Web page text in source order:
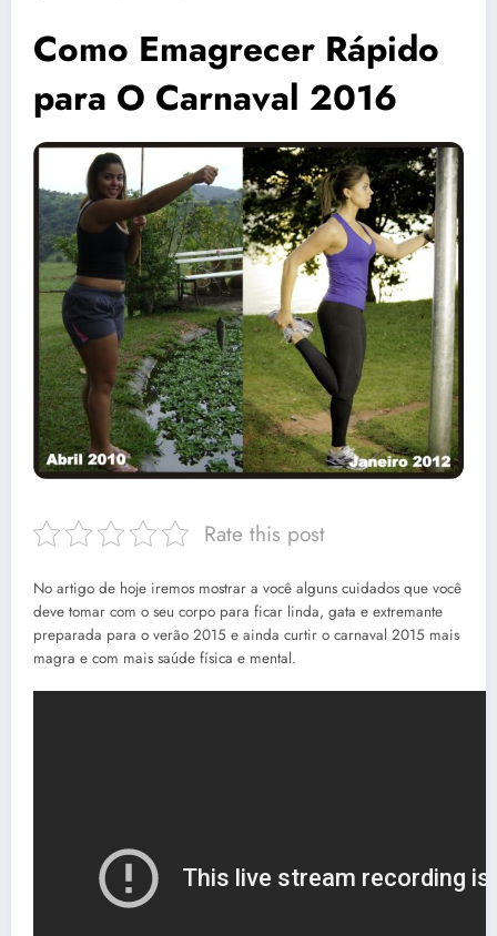
Como Emagrecer Rápido
para O Carnaval 2016
Rate this post
No artigo de hoje iremos mostrar a você alguns cuidados que você
deve tomar com o seu corpo para ficar linda, gata e extremante
preparada para o verão 2015 e ainda curtir o carnaval 2015 mais
magra e com mais saúde física e mental.